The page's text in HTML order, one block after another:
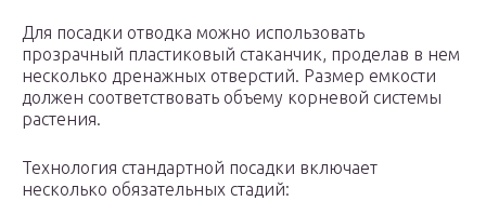
Для посадки отводка можно использовать
прозрачный пластиковый стаканчик, проделав в нем
несколько дренажных отверстий. Размер емкости
должен соответствовать объему корневой системы
растения.
Технология стандартной посадки включает
несколько обязательных стадий: